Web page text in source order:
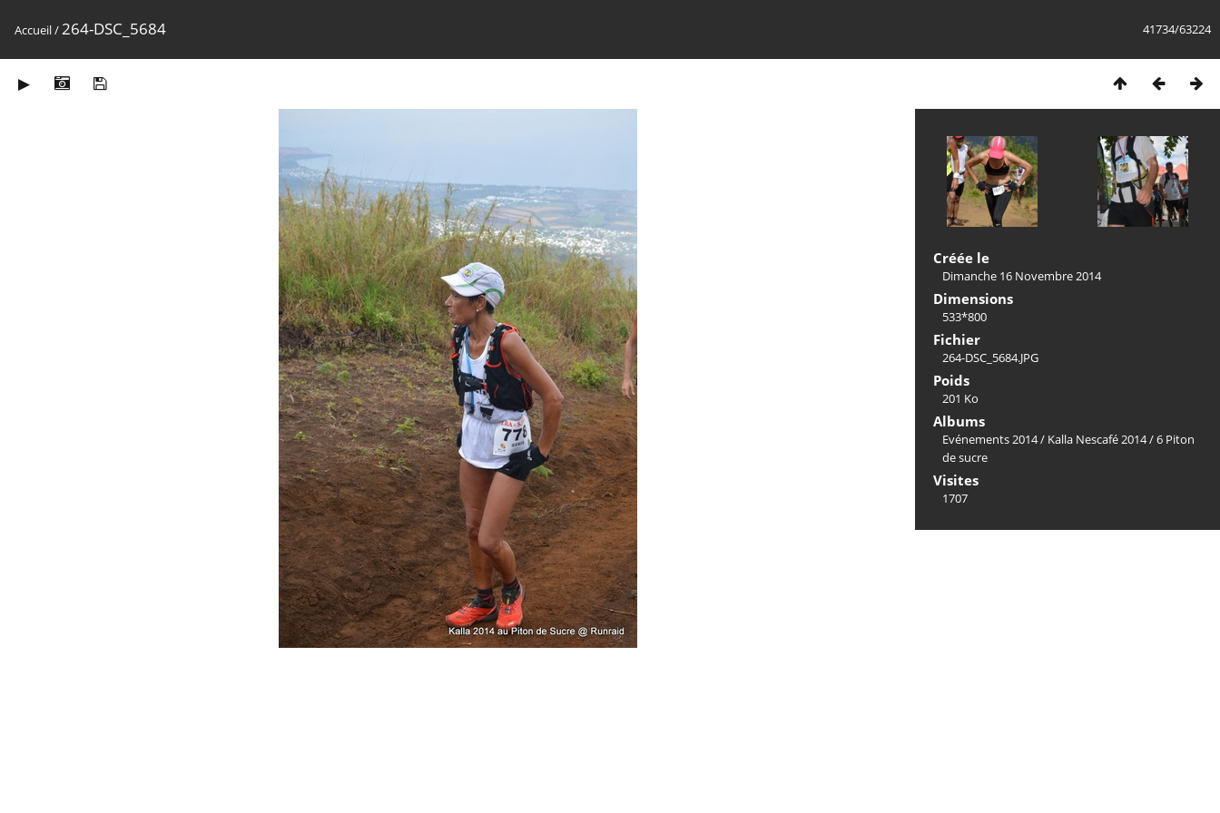
41734/63224
Accueil/264-DSC_5684
Créée le
Dimanche 16 Novembre 2014
Dimensions
533*800
Fichier
264-DSC_5684.JPG
Poids
201 Ko
Albums
Evénements 2014/ Kalla Nescafé 2014/6 Piton
de sucre
Visites
1707